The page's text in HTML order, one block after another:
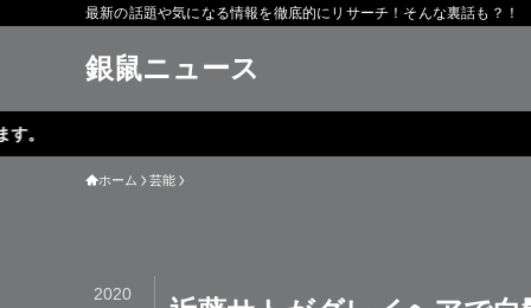
最新の話題や気になる情報を徹底的にリサーチ！そんな裏話も？！
銀鼠ニュース
ホーム 芸能
2020